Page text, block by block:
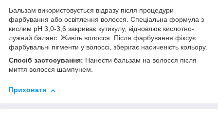
Бальзам використовується відразу після процедури
фарбування або освітлення волосся. Спеціальна формула з
кислим pH 3,0-3,6 закриває кутикулу, відновлює кислотно-
лужний баланс. Живіть волосся. Після фарбування фіксує
фарбувальні пігменти у волоссі, зберігає насиченість кольору.
Спосіб застосування: Нанести бальзам на волосся після
миття волосся шампунем.
Приховати